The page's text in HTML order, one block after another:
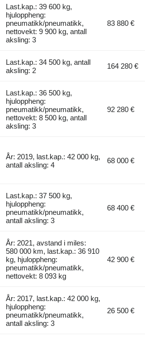
Last.kap.: 39 600 kg,
hjuloppheng:
pneumatikk/pneumatikk,
nettovekt: 9 900 kg, antall
aksling: 3
83 880 €
Last.kap.: 34 500 kg, antall
aksling: 2
164 280 €
Last.kap.: 36 500 kg,
hjuloppheng:
pneumatikk/pneumatikk,
nettovekt: 8 500 kg, antall
aksling: 3
92 280 €
År: 2019, last.kap.: 42 000 kg,
antall aksling: 4
68 000 €
Last.kap.: 37 500 kg,
hjuloppheng:
pneumatikk/pneumatikk,
antall aksling: 3
68 400 €
År: 2021, avstand i miles:
580 000 km, last.kap.: 36 910
kg, hjuloppheng:
pneumatikk/pneumatikk,
nettovekt: 8 093 kg
42 900 €
År: 2017, last.kap.: 42 000 kg,
hjuloppheng:
pneumatikk/pneumatikk,
antall aksling: 3
26 500 €